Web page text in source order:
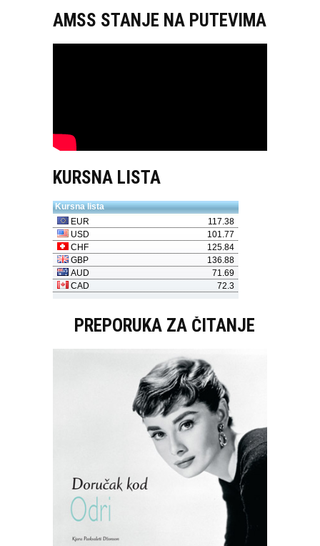
AMSS STANJE NA PUTEVIMA
KURSNA LISTA
PREPORUKA ZA ČITANJE